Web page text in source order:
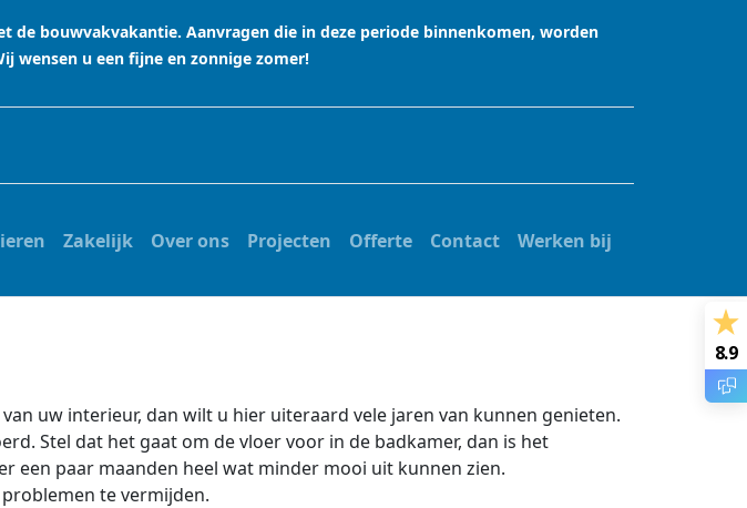
bouwvakvakantie. Aanvragen die in deze periode binnenkomen, worden
wensen u een fijne en zonnige zomer!
Zakelijk Over ons Projecten Offerte Contact Werken bij
uw interieur, dan wilt u hier uiteraard vele jaren van kunnen genieten.
Stel dat het gaat om de vloer voor in de badkamer, dan is het
een paar maanden heel wat minder mooi uit kunnen zien.
te vermijden.
8.9